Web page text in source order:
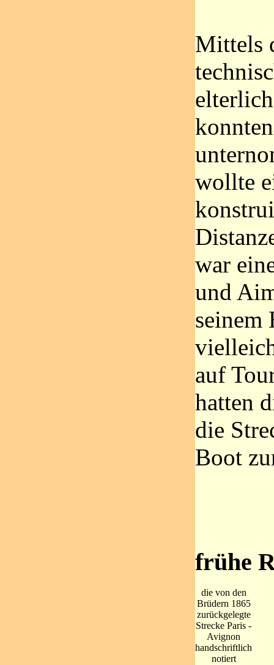
Mittels
wollte
war
und
seinem
auf
hatten
die
Boot
frühe
die von den
Brüdern 1865
zurückgelegte
Strecke Paris -
Avignon
handschriftlich
notiert